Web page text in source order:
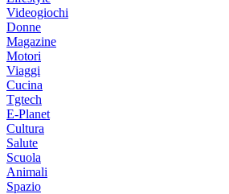
Videogiochi
Donne
Magazine
Motori
Viaggi
Cucina
Tgtech
E-Planet
Cultura
Salute
Scuola
Animali
Spazio